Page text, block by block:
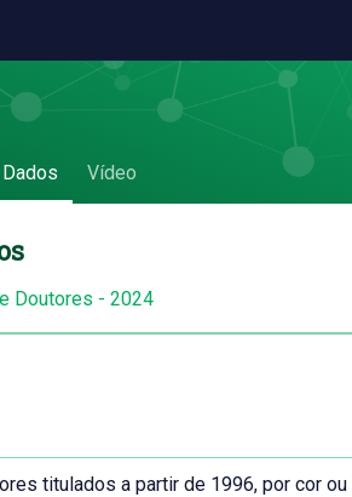
Dados Vídeo
Doutores - 2024
titulados a partir de 1996, por cor